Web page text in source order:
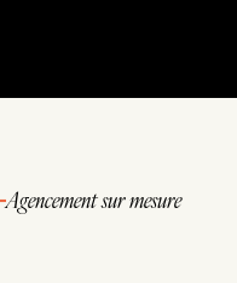
Agencement sur mesure